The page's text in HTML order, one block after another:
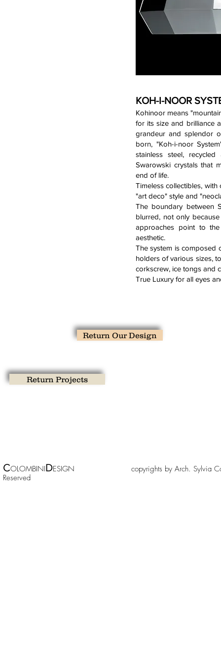
KOH-I-NOOR
Kohinoor means
for its size and brilliance
grandeur and splendor
born, "Koh-i-noor
stainless steel,
Swarowski crystals that
end of life.
Timeless collectibles,
"art deco" style and
The boundary between
blurred, not only
approaches point to
aesthetic.
The system is composed
holders of various sizes,
corkscrew, ice tongs and
True Luxury for all eyes
Return Our Design
Return Projects
COLOMBINIDESIGN copyrights by Arch.
Reserved